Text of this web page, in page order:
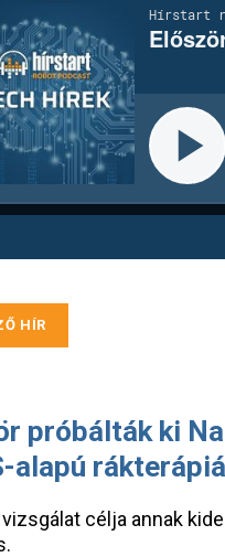
próbálták ki
alapú
vizsgálat célja annak